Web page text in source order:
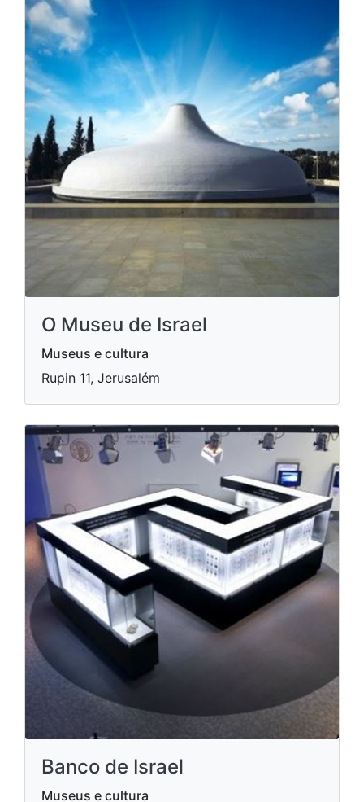
O Museu de Israel
Museus e cultura
Rupin 11, Jerusalém
Banco de Israel
Museus e cultura